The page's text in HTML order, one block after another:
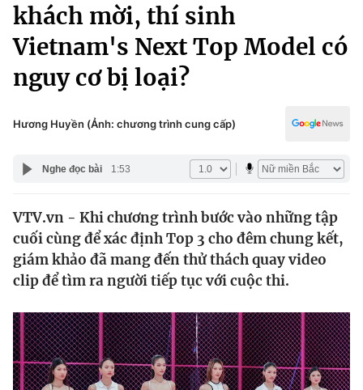
Chính trị
Xã hội
Tin tức
Thế giới đó đây
Câu chuyện quốc tế
Kinh tế
Tài chính
Góc doanh nghiệp
Dữ liệu và đời sống
Truyền hình
Phim VTV
Giải trí
Truyền hình
Văn hóa - Giải trí
Đời sống
Giáo dục
khách mời, thí sinh
Vietnam's Next Top Model có
nguy cơ bị loại?
Hương Huyền (Ảnh: chương trình cung cấp)
Nghe đọc bài 1:53
VTV.vn - Khi chương trình bước vào những tập
cuối cùng để xác định Top 3 cho đêm chung kết,
giám khảo đã mang đến thử thách quay video
clip để tìm ra người tiếp tục với cuộc thi.